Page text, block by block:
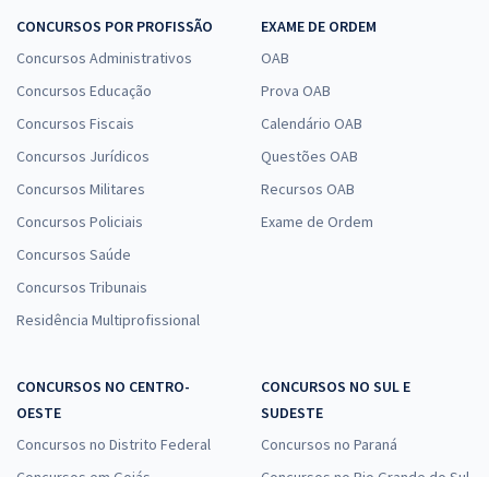
CONCURSOS POR PROFISSÃO
Concursos Administrativos
Concursos Educação
Concursos Fiscais
Concursos Jurídicos
Concursos Militares
Concursos Policiais
Concursos Saúde
Concursos Tribunais
Residência Multiprofissional
EXAME DE ORDEM
OAB
Prova OAB
Calendário OAB
Questões OAB
Recursos OAB
Exame de Ordem
CONCURSOS NO CENTRO-
OESTE
Concursos no Distrito Federal
CONCURSOS NO SUL E
SUDESTE
Concursos no Paraná